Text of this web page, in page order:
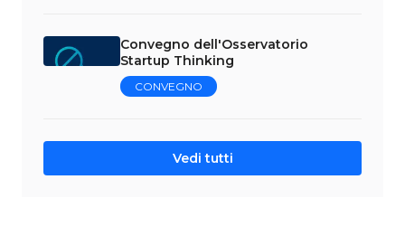
Convegno dell'Osservatorio
Startup Thinking
CONVEGNO
Vedi tutti